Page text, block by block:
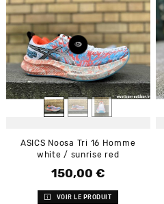
ASICS Noosa Tri 16 Homme
white / sunrise red
Prix
150,00 €
VOIR LE PRODUIT